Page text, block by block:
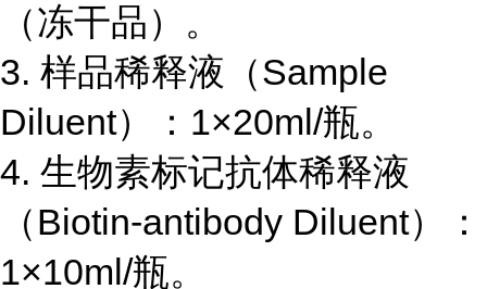
（冻干品）。
3. 样品稀释液（Sample
Diluent）： 1×20ml/瓶。
4. 生物素标记抗体稀释液
（Biotin-antibody Diluent）：
1×10ml/瓶。